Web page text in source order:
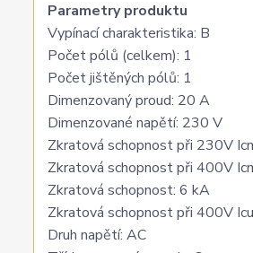
Parametry produktu
Vypínací charakteristika: B
Počet pólů (celkem): 1
Počet jištěných pólů: 1
Dimenzovaný proud: 20 A
Dimenzované napětí: 230 V
Zkratová schopnost při 230V
Zkratová schopnost při 400V
Zkratová schopnost: 6 kA
Zkratová schopnost při 400V
Druh napětí: AC